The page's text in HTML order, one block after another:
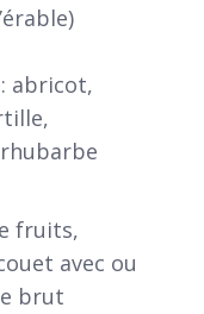
abricot,
fruits,
avec ou
brut